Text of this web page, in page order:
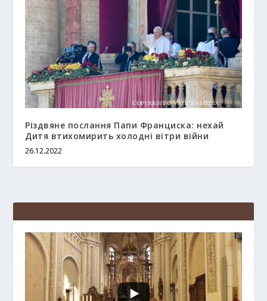
Різдвяне послання Папи Франциска: нехай
Дитя втихомирить холодні вітри війни
26.12.2022